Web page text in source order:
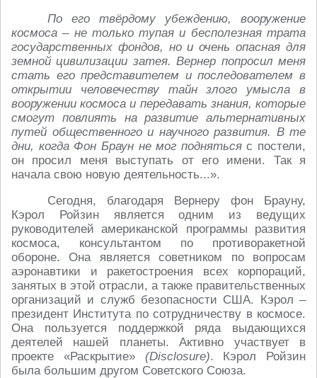
По его твёрдому убеждению, вооружение
космоса – не только тупая и бесполезная трата
государственных фондов, но и очень опасная для
земной цивилизации затея. Вернер попросил меня
стать его представителем и последователем в
открытии человечеству тайн злого умысла в
вооружении космоса и передавать знания, которые
смогут повлиять на развитие альтернативных
путей общественного и научного развития. В те
дни, когда Фон Браун не мог поднятьсяс постели,
он просил меня выступать от его имени. Так я
начала свою новую деятельность...».
Сегодня, благодаря Вернеру фон Брауну,
Кэрол Ройзин является одним из ведущих
руководителей американской программы развития
космоса, консультантом по противоракетной
обороне. Она является советником по вопросам
аэронавтики и ракетостроения всех корпораций,
занятых в этой отрасли, а также правительственных
организаций и служб безопасности США. Кэрол –
президент Института по сотрудничеству в космосе.
Она пользуется поддержкой ряда выдающихся
деятелей нашей планеты. Активно участвует в
проекте «Раскрытие» (Disclosure). Кэрол Ройзин
была большим другом Советского Союза.